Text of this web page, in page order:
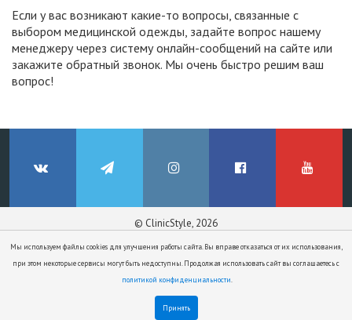
Мы используем файлы cookies для улучшения работы сайта. Вы вправе отказаться от их использования,
при этом некоторые сервисы могут быть недоступны. Продолжая использовать сайт вы соглашаетесь с
политикой конфиденциальности
Принять
Если у вас возникают какие-то вопросы, связанные с
выбором медицинской одежды, задайте вопрос нашему
менеджеру через систему онлайн-сообщений на сайте или
закажите обратный звонок. Мы очень быстро решим ваш
вопрос!
ВКонтакте Telegram Instagram Facebook YouTube
© ClinicStyle, 2026